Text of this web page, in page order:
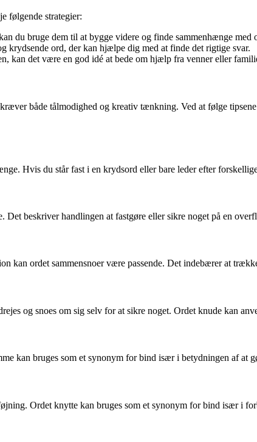
følgende strategier:
du bruge dem til at bygge videre og finde sammenhænge med
krydsende ord, der kan hjælpe dig med at finde det rigtige svar.
kan det være en god idé at bede om hjælp fra venner eller
både tålmodighed og kreativ tænkning. Ved at følge
Hvis du står fast i en krydsord eller bare leder efter
beskriver handlingen at fastgøre eller sikre noget på en
kan ordet sammensnoer være passende. Det indebærer at
og snoes om sig selv for at sikre noget. Ordet knude kan
kan bruges som et synonym for bind især i betydningen af at
Ordet knytte kan bruges som et synonym for bind især i